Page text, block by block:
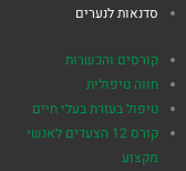
סדנאות לנערים
קורסים והכשרות
חווה טיפולית
טיפול בעזרת בעלי חיים
קורס 12 הצעדים לאנשי
מקצוע